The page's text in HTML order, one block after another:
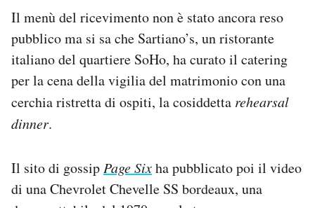
Il menù del ricevimento non è stato ancora reso
pubblico ma si sa che Sartiano’s, un ristorante
italiano del quartiere SoHo, ha curato il catering
per la cena della vigilia del matrimonio con una
cerchia ristretta di ospiti, la cosiddetta rehearsal
dinner.
Il sito di gossip Page Sixha pubblicato poi il video
di una Chevrolet Chevelle SS bordeaux, una